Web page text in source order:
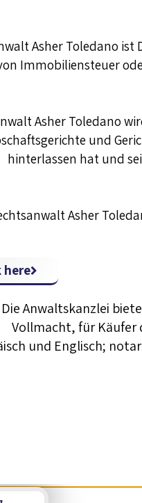
Asher Toledano
Immobiliensteuer
Asher Toledano
und
hinterlassen hat und
Asher
here
Die Anwaltskanzlei
Vollmacht, für Käufer
und Englisch;